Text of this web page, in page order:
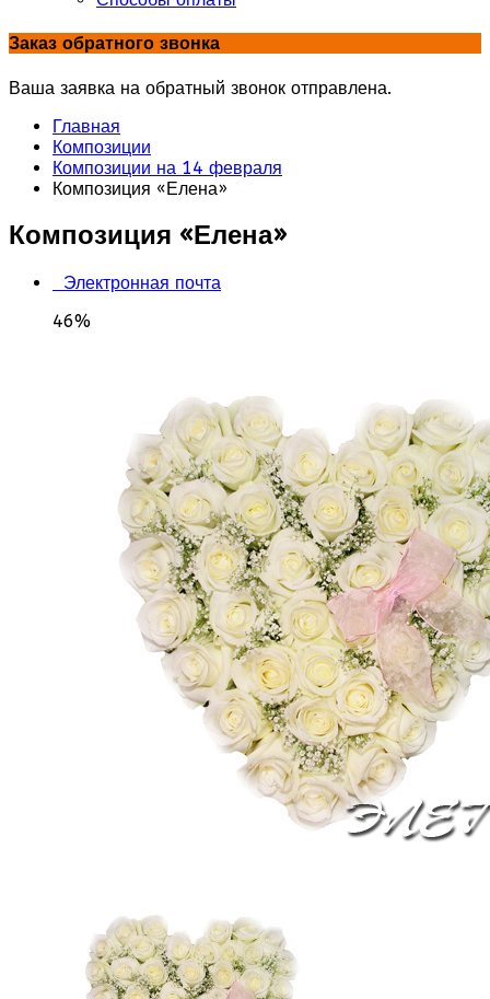
Заказ обратного звонка
Ваша заявка на обратный звонок отправлена.
Главная
Композиции
Композиции на 14 февраля
Композиция «Елена»
Композиция «Елена»
Электронная почта
46%